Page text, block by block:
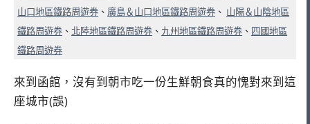
山口地區鐵路周遊券 、 廣島＆山口地區鐵路周遊券 、 山陽＆山陰地區
鐵路周遊券 、 北陸地區鐵路周遊券 、 九州地區鐵路周遊券 、 四國地區
鐵路周遊券
來到函館，沒有到朝市吃一份生鮮朝食真的愧對來到這
座城市(誤)